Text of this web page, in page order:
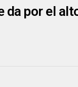
da por el